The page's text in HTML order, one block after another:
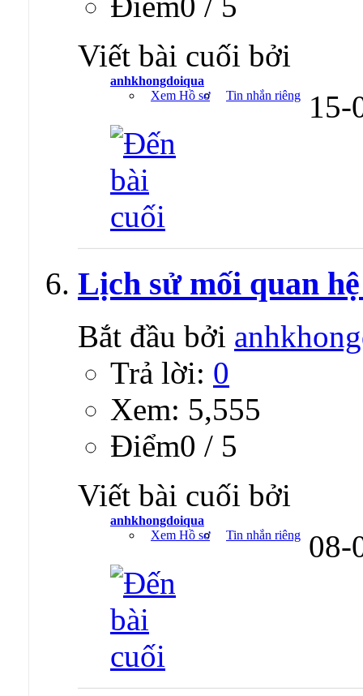
Viết bài cuối bởi
anhkhongdoiqua
Xem Hồ sơ
Tin nhắn riêng
Lịch sử mối quan
Bắt đầu bởi
Trả lời: 0
Xem: 5,555
Ðiểm0 / 5
Viết bài cuối bởi
anhkhongdoiqua
Xem Hồ sơ
Tin nhắn riêng 08-